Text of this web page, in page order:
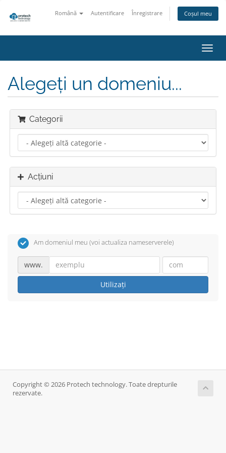
Română Autentificare Înregistrare Coșul meu
Alegeți un domeniu...
Categorii
Acțiuni
Am domeniul meu (voi actualiza nameserverele)
www.
Utilizați
Copyright © 2026 Protech technology. Toate drepturile
rezervate.